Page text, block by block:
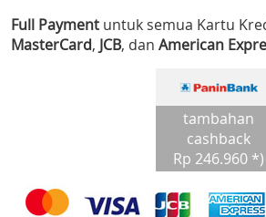
Full Payment untuk semua Kartu
MasterCard, JCB, dan American
tambahan
cashback
Rp 246.960 *)